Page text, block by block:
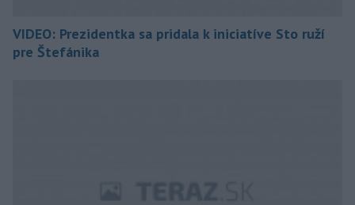
VIDEO: Prezidentka sa pridala k iniciatíve Sto ruží
pre Štefánika